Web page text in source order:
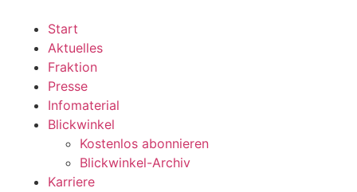
wechseln
Start
Aktuelles
Fraktion
Presse
Infomaterial
Blickwinkel
Kostenlos abonnieren
Blickwinkel-Archiv
Karriere